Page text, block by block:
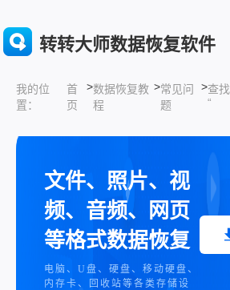
转转大师数据恢复软件
我的位
置：
首
页
>数据恢复教
程
>常见问
题
>查找
“
文件、照片、视
频、音频、网页
等格式数据恢复
电脑、U盘、硬盘、移动硬盘、
内存卡、回收站等各类存储设